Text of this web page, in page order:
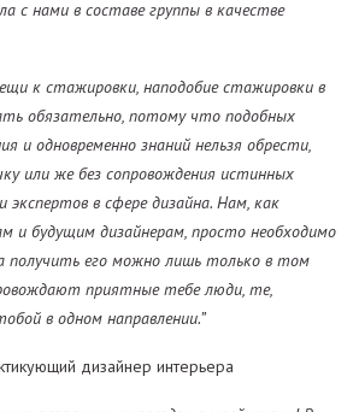
с нами в составе группы в качестве
к стажировки, наподобие стажировки в
обязательно, потому что подобных
и одновременно знаний нельзя обрести,
или же без сопровождения истинных
экспертов в сфере дизайна. Нам, как
и будущим дизайнерам, просто необходимо
получить его можно лишь только в том
приятные тебе люди, те,
в одном направлении.”
дизайнер интерьера